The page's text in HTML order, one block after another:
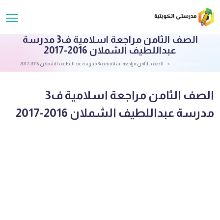
الصف الثامن مراجعة اسلامية ف3 مدرسة
عبداللطيف الشملان 2016-2017
الصف الثامن مراجعة اسلامية ف3 مدرسة عبداللطيف الشملان 2016-2017
الصف الثامن مراجعة اسلامية ف3
مدرسة عبداللطيف الشملان 2016-2017